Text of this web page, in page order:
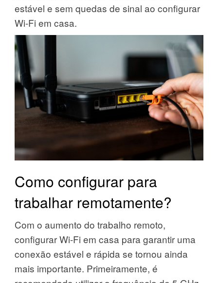
estável e sem quedas de sinal ao configurar
Wi-Fi em casa.
Como configurar para
trabalhar remotamente?
Com o aumento do trabalho remoto,
configurar Wi-Fi em casa para garantir uma
conexão estável e rápida se tornou ainda
mais importante. Primeiramente, é